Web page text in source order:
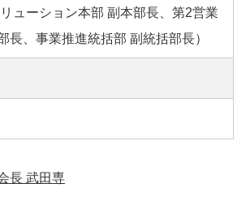
リューション本部 副本部長、第2営業
長、事業推進統括部 副統括部長）
長 武田専